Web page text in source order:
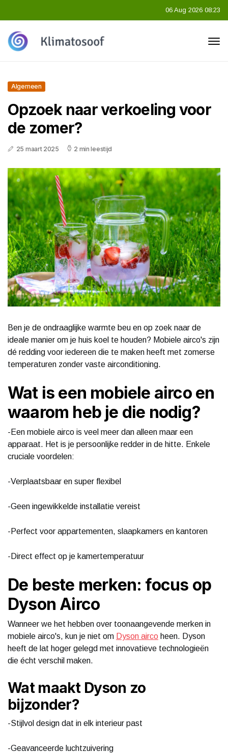
06 Aug 2026 08:23
Algemeen
Opzoek naar verkoeling voor
de zomer?
25 maart 2025 2 min leestijd
Ben je de ondraaglijke warmte beu en op zoek naar de
ideale manier om je huis koel te houden? Mobiele airco's zijn
dé redding voor iedereen die te maken heeft met zomerse
temperaturen zonder vaste airconditioning.
Wat is een mobiele airco en
waarom heb je die nodig?
-Een mobiele airco is veel meer dan alleen maar een
apparaat. Het is je persoonlijke redder in de hitte. Enkele
cruciale voordelen:
-Verplaatsbaar en super flexibel
-Geen ingewikkelde installatie vereist
-Perfect voor appartementen, slaapkamers en kantoren
-Direct effect op je kamertemperatuur
De beste merken: focus op
Dyson Airco
Wanneer we het hebben over toonaangevende merken in
mobiele airco's, kun je niet om Dyson airco heen. Dyson
heeft de lat hoger gelegd met innovatieve technologieën
die écht verschil maken.
Wat maakt Dyson zo
bijzonder?
-Stijlvol design dat in elk interieur past
-Geavanceerde luchtzuivering